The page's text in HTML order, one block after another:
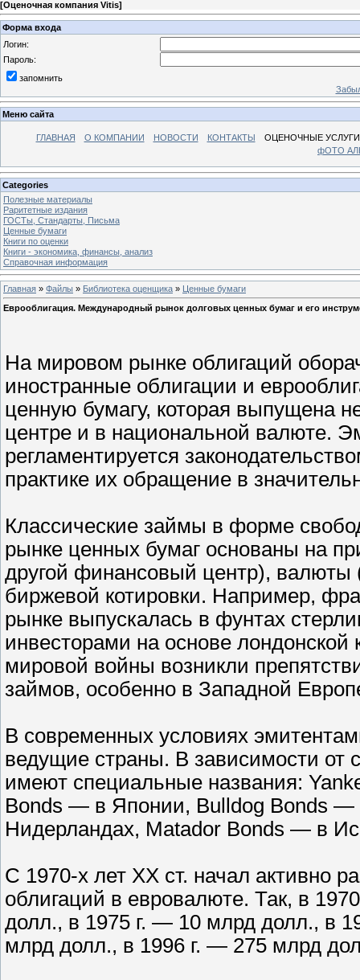
[Оценочная компания Vitis]
Форма входа
Логин:
Пароль:
запомнить
Меню сайта
ГЛАВНАЯ О КОМПАНИИ НОВОСТИ КОНТАКТЫ
ОЦЕНОЧНЫЕ УСЛУГИ
фОТО
Categories
Полезные материалы
Раритетные издания
ГОСТы, Стандарты, Письма
Ценные бумаги
Книги по оценки
Книги - экономика, финансы, анализ
Справочная информация
Главная » Файлы » Библиотека оценщика » Ценные бумаги
Еврооблигация. Международный рынок долговых ценных бумаг и его
На мировом рынке облигаций
иностранные облигации и
ценную бумагу, которая выпущена
центре и в национальной валюте.
регламентируется
практике их обращение в
Классические займы в форме
рынке ценных бумаг основаны на
другой финансовый центр),
биржевой котировки. Например,
рынке выпускалась в фунтах
инвесторами на основе
мировой войны возникли
займов, особенно в Западной
В современных условиях
ведущие страны. В зависимости от
имеют специальные названия:
Bonds — в Японии, Bulldog Bonds —
Нидерландах, Matador Bonds — в
С 1970-х лет ХХ ст. начал активно
облигаций в евровалюте. Так, в
долл., в 1975 г. — 10 млрд долл., в
млрд долл., в 1996 г. — 275 млрд